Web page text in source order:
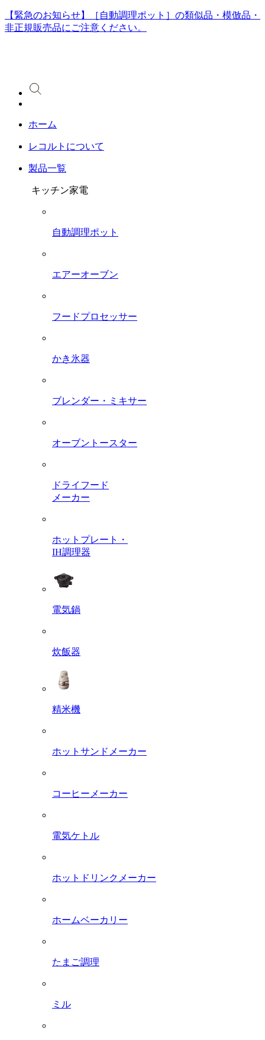
【緊急のお知らせ】［自動調理ポット］の類似品・模倣品・
非正規販売品にご注意ください。
ホーム
レコルトについて
製品一覧
キッチン家電
自動調理ポット
エアーオーブン
フードプロセッサー
かき氷器
ブレンダー・ミキサー
オーブントースター
ドライフード
メーカー
ホットプレート・
IH調理器
電気鍋
炊飯器
精米機
ホットサンドメーカー
コーヒーメーカー
電気ケトル
ホットドリンクメーカー
ホームベーカリー
たまご調理
ミル